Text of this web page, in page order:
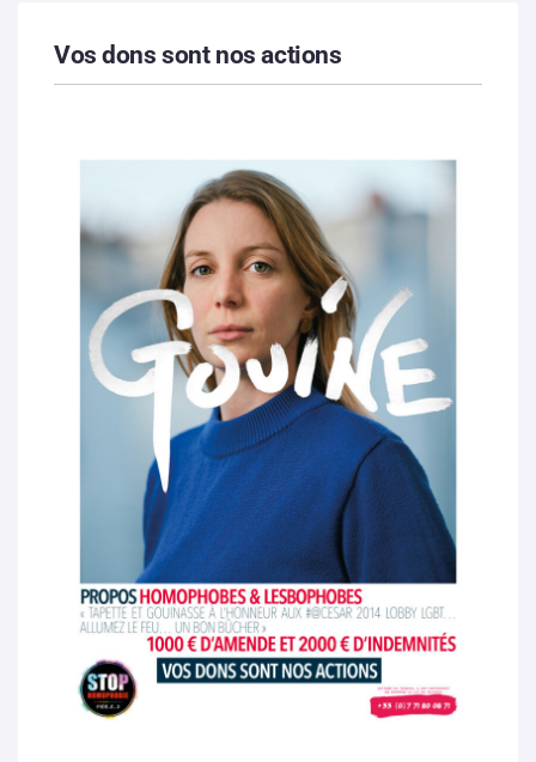
Vos dons sont nos actions